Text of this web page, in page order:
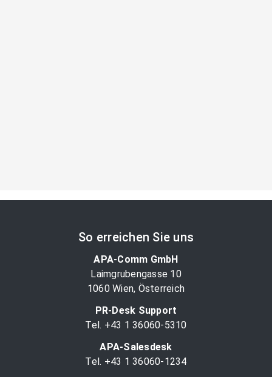
So erreichen Sie uns
APA-Comm GmbH
Laimgrubengasse 10
1060 Wien, Österreich
PR-Desk Support
Tel. +43 1 36060-5310
APA-Salesdesk
Tel. +43 1 36060-1234